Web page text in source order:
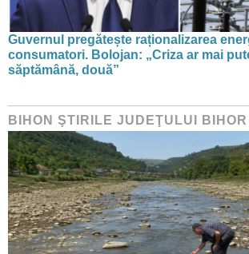
Guvernul pregătește raționalizarea
consumatori. Bolojan: „Criza ar mai
săptămână, două”
BIHON ŞTIRILE JUDEŢULUI BIHOR